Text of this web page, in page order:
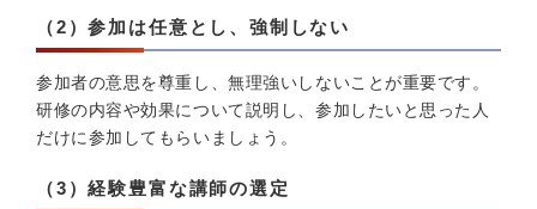
（2）参加は任意とし、強制しない
参加者の意思を尊重し、無理強いしないことが重要です。
研修の内容や効果について説明し、参加したいと思った人
だけに参加してもらいましょう。
（3）経験豊富な講師の選定